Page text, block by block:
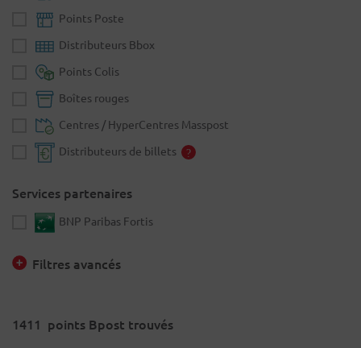
Points Poste
Distributeurs Bbox
Points Colis
Boîtes rouges
Centres / HyperCentres Masspost
Distributeurs de billets
Services partenaires
BNP Paribas Fortis
Filtres avancés
1411 points Bpost trouvés